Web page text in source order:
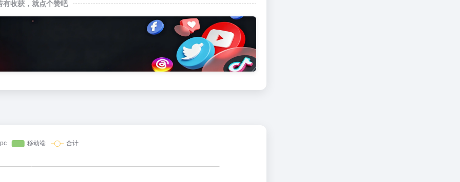
有收获，就点个赞吧